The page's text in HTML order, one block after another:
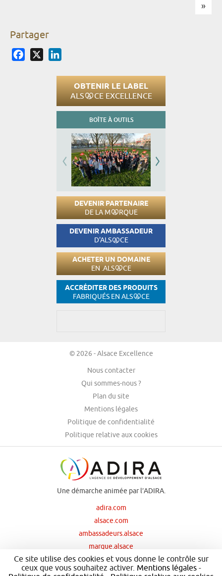
»
Partager
Facebook
OBTENIR LE LABEL
ALS CE EXCELLENCE
BOÎTE À OUTILS
DEVENIR PARTENAIRE
DE LA M RQUE
DEVENIR AMBASSADEUR
D'ALS CE
ACHETER UN DOMAINE
EN .ALS CE
ACCRÉDITER DES PRODUITS
FABRIQUÉS EN ALS CE
© 2026 - Alsace Excellence
Nous contacter
Qui sommes-nous ?
Plan du site
Mentions légales
Politique de confidentialité
Politique relative aux cookies
Une démarche animée par l’ADIRA.
adira.com
alsace.com
ambassadeurs.alsace
marque.alsace
Ce site utilise des cookies et vous donne le contrôle sur
ceux que vous souhaitez activer. Mentions légales-